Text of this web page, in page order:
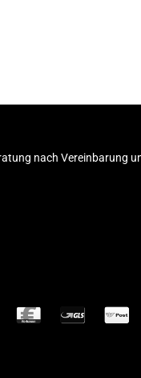
nach Vereinbarung